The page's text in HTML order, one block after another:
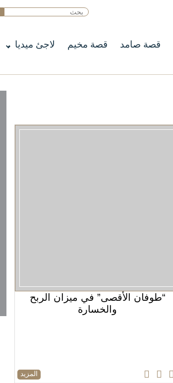
قصة صامد قصة مخيم لاجئ ميديا
“طوفان الأقصى” في ميزان الربح
والخسارة
المزيد